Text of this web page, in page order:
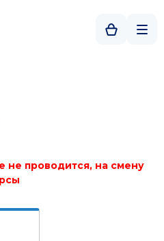
не проводится, на смену